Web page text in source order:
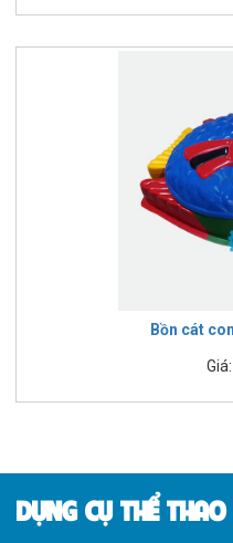
Bồn cát
Giá:
DỤNG CỤ THỂ